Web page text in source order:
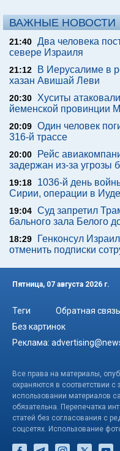
ВАЖНЫЕ НОВОСТИ
21:40 Два человека
севере Израиля
21:12
В Иерусалиме в
хазан Авишай Леви
20:30
Хуситы
йеменской провинции
20:09 Один человек
316-й трассе
20:00
Рейс
задержан из-за угрозы
19:18
1036-й день
Сирии, операции в
19:04 Суд запретил
бального зала Белого
18:29
Генконсул
отменить подписки
Пятница, 07 августа 2026 г.
Теги Обратная связь
Без картинок
Реклама:
Все права на материалы,
охраняются в соответствии
использовании материалов
обязательна. Перепечатка
статей без согласования с
соцсетях. Использование